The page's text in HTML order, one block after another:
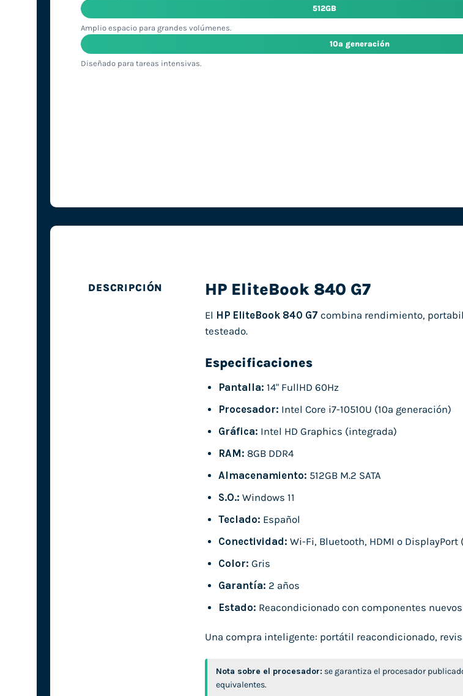
512GB
Amplio espacio para grandes volúmenes.
10ª generación
Diseñado para tareas intensivas.
DESCRIPCIÓN HP EliteBook 840 G7
El HP EliteBook 840 G7 combina rendimiento,
testeado.
Especificaciones
Pantalla: 14" FullHD 60Hz
Procesador: Intel Core i7-10510U (10ª generación)
Gráfica: Intel HD Graphics (integrada)
RAM: 8GB DDR4
Almacenamiento: 512GB M.2 SATA
S.O.: Windows 11
Teclado: Español
Conectividad: Wi-Fi, Bluetooth, HDMI o DisplayPort
Color: Gris
Garantía: 2 años
Estado: Reacondicionado con componentes
Una compra inteligente: portátil reacondicionado,
Nota sobre el procesador: se garantiza el procesador
equivalentes.